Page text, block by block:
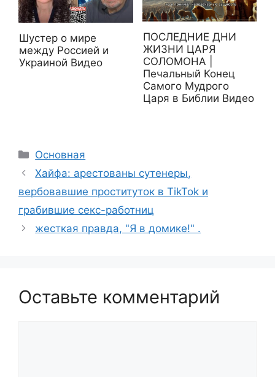
Шустер о мире
между Россией и
Украиной Видео
ПОСЛЕДНИЕ ДНИ
ЖИЗНИ ЦАРЯ
СОЛОМОНА |
Печальный Конец
Самого Мудрого
Царя в Библии Видео
Рубрики
Основная
Хайфа: арестованы сутенеры,
вербовавшие проституток в TikTok и
грабившие секс-работниц
жесткая правда, "Я в домике!" .
Оставьте комментарий